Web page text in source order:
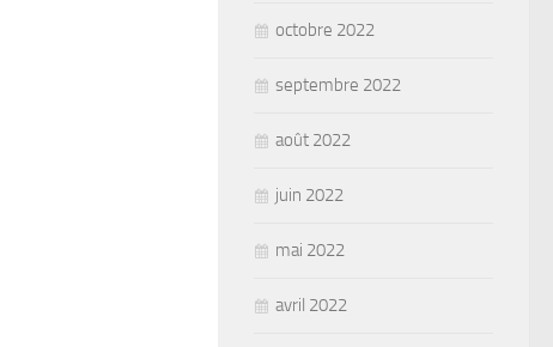
octobre 2022
septembre 2022
août 2022
juin 2022
mai 2022
avril 2022